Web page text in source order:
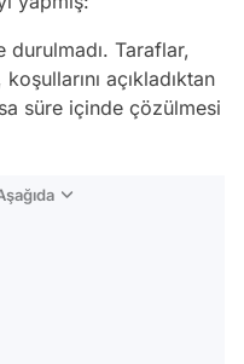
Taraflar,
açıkladıktan
süre içinde çözülmesi